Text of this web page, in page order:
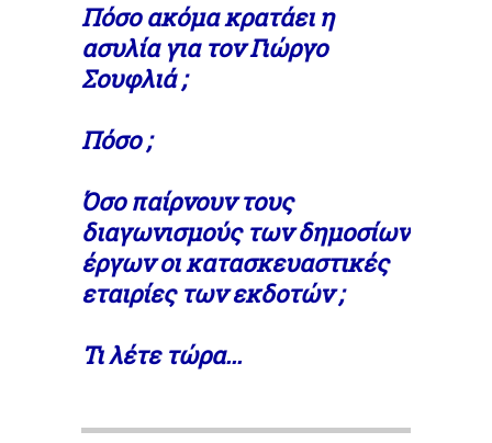
Πόσο ακόμα κρατάει η
ασυλία για τον Γιώργο
Σουφλιά ;
Πόσο ;
Όσο παίρνουν τους
διαγωνισμούς των δημοσίων
έργων οι κατασκευαστικές
εταιρίες των εκδοτών ;
Τι λέτε τώρα...